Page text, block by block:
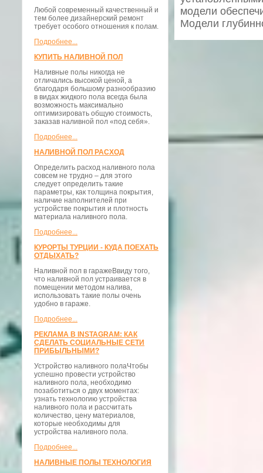
Любой современный качественный и
тем более дизайнерский ремонт
требует особого отношения к полам.
Подробнее...
КУПИТЬ НАЛИВНОЙ ПОЛ
Наливные полы никогда не
отличались высокой ценой, а
благодаря большому разнообразию
в видах жидкого пола всегда была
возможность максимально
оптимизировать общую стоимость,
заказав наливной пол «под себя».
Подробнее...
НАЛИВНОЙ ПОЛ РАСХОД
Определить расход наливного пола
совсем не трудно – для этого
следует определить такие
параметры, как толщина покрытия,
наличие наполнителей при
устройстве покрытия и плотность
материала наливного пола.
Подробнее...
КУРОРТЫ ТУРЦИИ - КУДА ПОЕХАТЬ
ОТДЫХАТЬ?
Наливной пол в гаражеВвиду того,
что наливной пол устраивается в
помещении методом налива,
использовать такие полы очень
удобно в гараже.
Подробнее...
РЕКЛАМА В INSTAGRAM: КАК
СДЕЛАТЬ СОЦИАЛЬНЫЕ СЕТИ
ПРИБЫЛЬНЫМИ?
Устройство наливного полаЧтобы
успешно провести устройство
наливного пола, необходимо
позаботиться о двух моментах:
узнать технологию устройства
наливного пола и рассчитать
количество, цену материалов,
которые необходимы для
устройства наливного пола.
Подробнее...
НАЛИВНЫЕ ПОЛЫ ТЕХНОЛОГИЯ
модели
Модели